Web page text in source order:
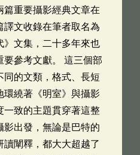
篇重要攝影經典文章在
譯文收錄在筆者取名為
》文集，二十多年來也
參考文獻。 這三個部
同的文類，格式、長短
環繞著《明室》與攝影
一致的主題貫穿著這整
影出發，無論是巴特的
讀闡釋，都大大超越了